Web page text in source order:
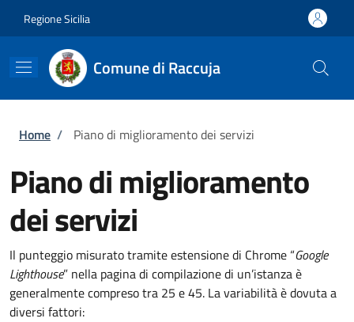
Regione Sicilia
Comune di Raccuja
Briciole di pane
Home / Piano di miglioramento dei servizi
Piano di miglioramento
dei servizi
Il punteggio misurato tramite estensione di Chrome “Google
Lighthouse” nella pagina di compilazione di un’istanza è
generalmente compreso tra 25 e 45. La variabilità è dovuta a
diversi fattori: